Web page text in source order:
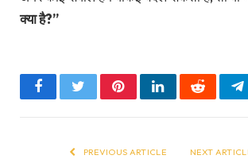
क्या है?”
FacebookTwitterPinterestLinkedInReddit
PREVIOUS ARTICLE NEXT